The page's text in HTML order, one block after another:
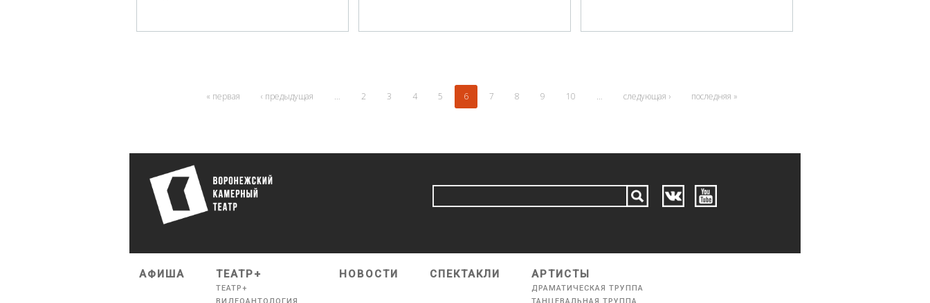
« первая ‹ предыдущая … 2 3 4 5 6 7 8 9 10 … следующая › последняя »
АФИША ТЕАТР+
ТЕАТР+
НОВОСТИ СПЕКТАКЛИ АРТИСТЫ
ДРАМАТИЧЕСКАЯ ТРУППА